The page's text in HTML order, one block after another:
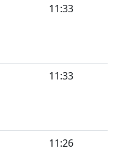
11:33
11:33
11:26